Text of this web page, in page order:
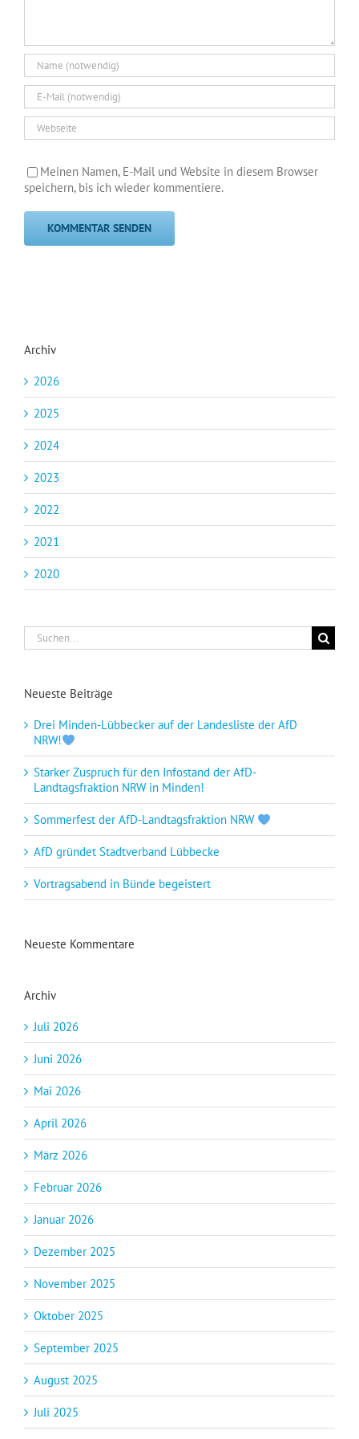
Meinen Namen, E-Mail und Website in diesem Browser
speichern, bis ich wieder kommentiere.
Archiv
2026
2025
2024
2023
2022
2021
2020
Suche
nach:
Neueste Beiträge
Drei Minden-Lübbecker auf der Landesliste der AfD
NRW!
Starker Zuspruch für den Infostand der AfD-
Landtagsfraktion NRW in Minden!
Sommerfest der AfD-Landtagsfraktion NRW
AfD gründet Stadtverband Lübbecke
Vortragsabend in Bünde begeistert
Neueste Kommentare
Archiv
Juli 2026
Juni 2026
Mai 2026
April 2026
März 2026
Februar 2026
Januar 2026
Dezember 2025
November 2025
Oktober 2025
September 2025
August 2025
Juli 2025